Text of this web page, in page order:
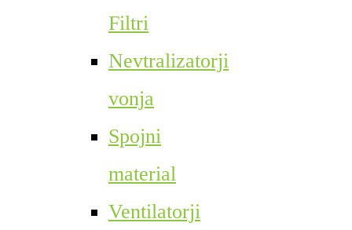
Filtri
Nevtralizatorji
vonja
Spojni
material
Ventilatorji